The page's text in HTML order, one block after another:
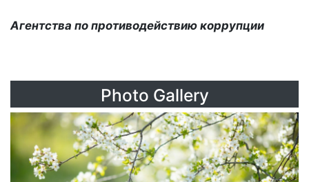
Агентства по противодействию коррупции
Photo Gallery